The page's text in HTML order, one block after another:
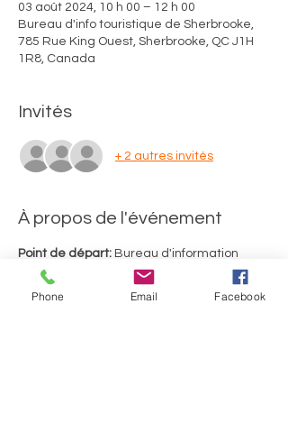
03 août 2024, 10 h 00 – 12 h 00
Bureau d'info touristique de Sherbrooke,
785 Rue King Ouest, Sherbrooke, QC J1H
1R8, Canada
Invités
+ 2 autres invités
À propos de l'événement
Point de départ: Bureau d'information
touristique de Sherbrooke (785, rue King
Ouest, Sherbrooke)
Phone Email Facebook